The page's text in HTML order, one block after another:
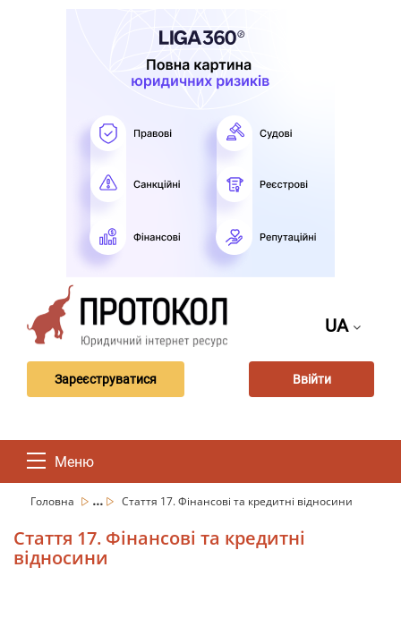
UA
Зареєструватися Ввійти
Меню
Головна ... Стаття 17. Фінансові та кредитні відносини
Стаття 17. Фінансові та кредитні
відносини